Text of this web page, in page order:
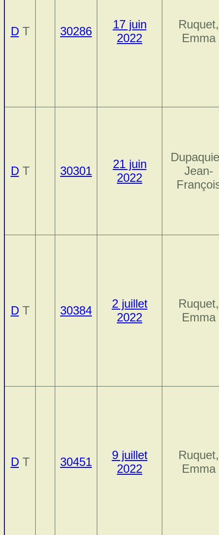
DT 30286
17 juin
2022
Ruquet,
Emma
DT 30301
21 juin
2022
Jean-
DT 30384
2 juillet
2022
Ruquet,
Emma
DT 30451
9 juillet
2022
Ruquet,
Emma